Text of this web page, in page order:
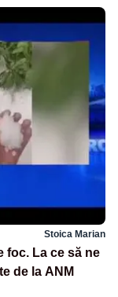
Stoica Marian
foc. La ce să ne
de la ANM